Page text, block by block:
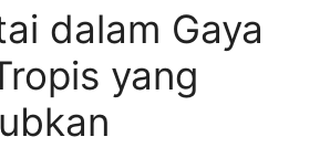
dalam Gaya
yang